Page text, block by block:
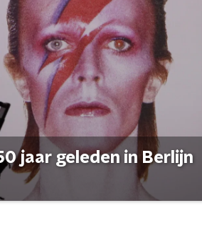
jaar geleden in Berlijn